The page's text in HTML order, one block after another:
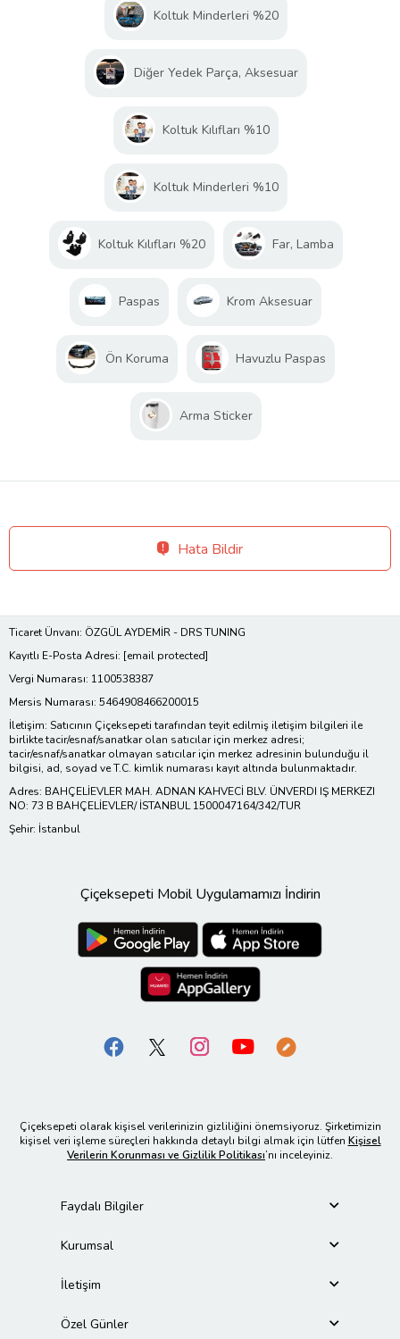
Koltuk Minderleri %20
Diğer Yedek Parça, Aksesuar
Koltuk Kılıfları %10
Koltuk Minderleri %10
Koltuk Kılıfları %20 Far, Lamba
Paspas Krom Aksesuar
Ön Koruma Havuzlu Paspas
Arma Sticker
Hata Bildir
Ticaret Ünvanı: ÖZGÜL AYDEMİR - DRS TUNING
Kayıtlı E-Posta Adresi: [email protected]
Vergi Numarası: 1100538387
Mersis Numarası: 5464908466200015
İletişim: Satıcının Çiçeksepeti tarafından teyit edilmiş iletişim bilgileri ile
birlikte tacir/esnaf/sanatkar olan satıcılar için merkez adresi;
tacir/esnaf/sanatkar olmayan satıcılar için merkez adresinin bulunduğu il
bilgisi, ad, soyad ve T.C. kimlik numarası kayıt altında bulunmaktadır.
Adres: BAHÇELİEVLER MAH. ADNAN KAHVECİ BLV. ÜNVERDI IŞ MERKEZI
NO: 73 B BAHÇELİEVLER/ İSTANBUL 1500047164/342/TUR
Şehir: İstanbul
Çiçeksepeti Mobil Uygulamamızı İndirin
Çiçeksepeti olarak kişisel verilerinizin gizliliğini önemsiyoruz. Şirketimizin
kişisel veri işleme süreçleri hakkında detaylı bilgi almak için lütfen Kişisel
Verilerin Korunması ve Gizlilik Politikası’nı inceleyiniz.
Faydalı Bilgiler
Kurumsal
İletişim
Özel Günler